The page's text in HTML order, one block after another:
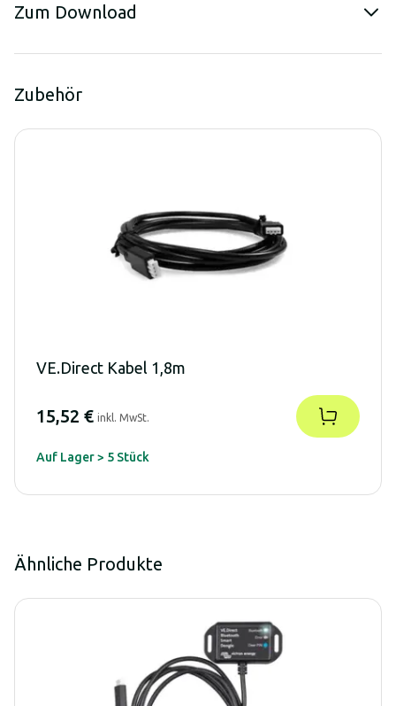
Zum Download
Zubehör
VE.Direct Kabel 1,8m
15,52 € inkl. MwSt.
Auf Lager > 5 Stück
Ähnliche Produkte